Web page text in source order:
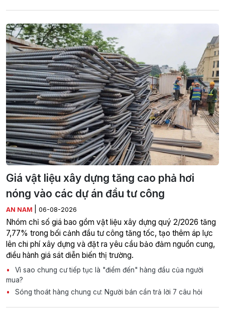
Giá vật liệu xây dựng tăng cao phả hơi
nóng vào các dự án đầu tư công
AN NAM 06-08-2026
Nhóm chỉ số giá bao gồm vật liệu xây dựng quý 2/2026 tăng
7,77% trong bối cảnh đầu tư công tăng tốc, tạo thêm áp lực
lên chi phí xây dựng và đặt ra yêu cầu bảo đảm nguồn cung,
điều hành giá sát diễn biến thị trường.
Vì sao chung cư tiếp tục là "điểm đến" hàng đầu của người
mua?
Sóng thoát hàng chung cư: Người bán cần trả lời 7 câu hỏi